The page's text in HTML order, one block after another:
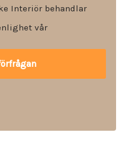
Interiör behandlar
vår